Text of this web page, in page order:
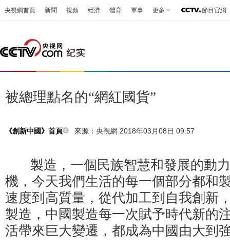
央視網首頁 新聞 視頻 經濟 體育 軍事 更多 節目官網
被總理點名的“網紅國貨”
《創新中國》首頁 來源：央視網 2018年03月08日 09:57
製造，一個民族智慧和發展的動力
機，今天我們生活的每一個部分都和
速度到高質量，從代加工到自我創新
製造，中國製造每一次賦予時代新的
活帶來巨大變遷，都成為中國由大到